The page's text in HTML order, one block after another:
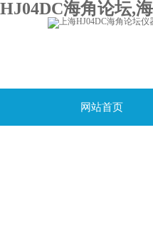
HJ04DC海角论坛,
网站首页